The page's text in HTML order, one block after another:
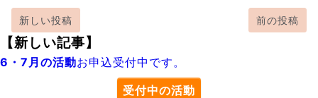
新しい投稿 前の投稿
【新しい記事】
6・7月の活動お申込受付中です。
受付中の活動